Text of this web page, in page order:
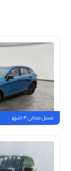
جديدة
ملوحة
غسيل مجاني ٣ اشهر